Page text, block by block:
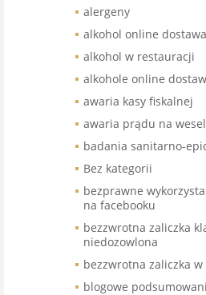
alergeny
alkohol online
alkohol w restauracji
alkohole online
awaria kasy fiskalnej
awaria prądu na
badania sanitarno-
Bez kategorii
bezprawne
na facebooku
bezzwrotna zaliczka
niedozowlona
bezzwrotna zaliczka
blogowe